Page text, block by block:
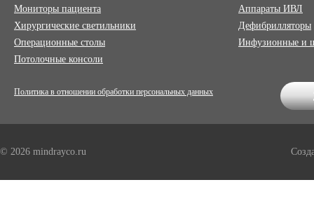
Мониторы пациента
Хирургические светильники
Операционные столы
Потолочные консоли
Аппараты ИВЛ
Дефибрилляторы
Инфузионные и
Политика в отношении обработки персональных данных
© 2026 mindrayco.ru